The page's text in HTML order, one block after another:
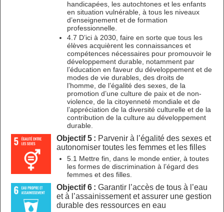
handicapées, les autochtones et les enfants
en situation vulnérable, à tous les niveaux
d’enseignement et de formation
professionnelle.
4.7 D’ici à 2030, faire en sorte que tous les
élèves acquièrent les connaissances et
compétences nécessaires pour promouvoir le
développement durable, notamment par
l’éducation en faveur du développement et de
modes de vie durables, des droits de
l’homme, de l’égalité des sexes, de la
promotion d’une culture de paix et de non-
violence, de la citoyenneté mondiale et de
l’appréciation de la diversité culturelle et de la
contribution de la culture au développement
durable.
Objectif 5 : Parvenir à l’égalité des sexes et
autonomiser toutes les femmes et les filles
5.1 Mettre fin, dans le monde entier, à toutes
les formes de discrimination à l’égard des
femmes et des filles.
Objectif 6 : Garantir l’accès de tous à l’eau
et à l’assainissement et assurer une gestion
durable des ressources en eau